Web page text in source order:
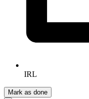
IRL
Mark as done